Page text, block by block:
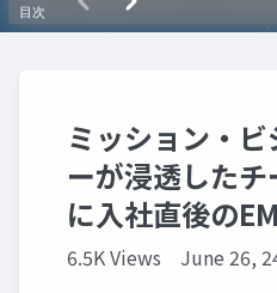
ミッション‧
ーが浸透した
に入社直後の
6.5K Views June 26,